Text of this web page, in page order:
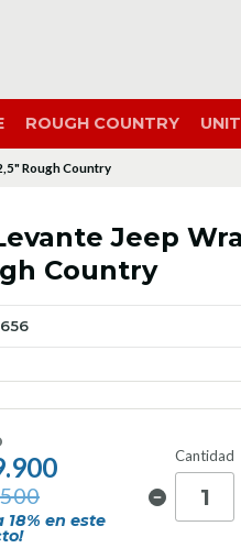
ROUGH COUNTRY
Rough Country
Jeep
Country
18% en este
Cantidad